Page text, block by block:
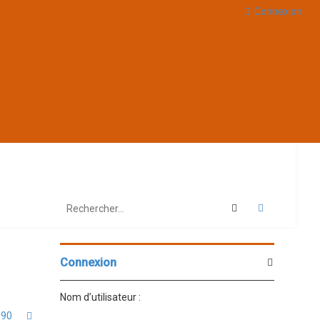
Connexion
90
Rechercher
Connexion
Nom d’utilisateur :